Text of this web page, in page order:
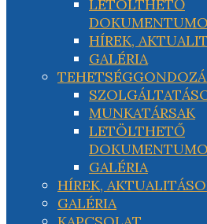
LETÖLTHETŐ
HÍREK,
GALÉRIA
MUNKATÁRSAK
LETÖLTHETŐ
GALÉRIA
HÍREK,
GALÉRIA